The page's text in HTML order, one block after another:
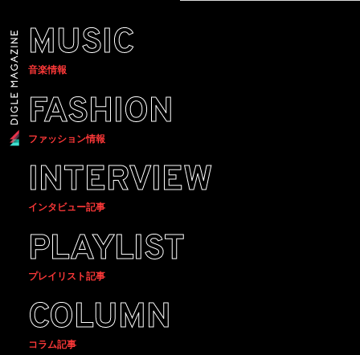
MUSIC
音楽情報
FASHION
ファッション情報
INTERVIEW
インタビュー記事
PLAYLIST
プレイリスト記事
COLUMN
コラム記事